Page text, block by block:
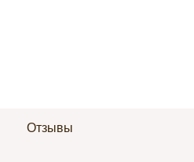
Отзывы